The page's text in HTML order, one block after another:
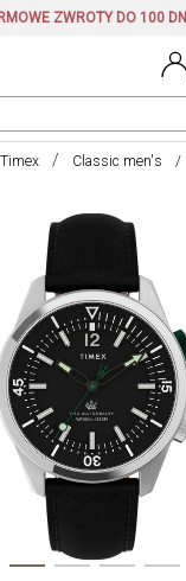
ZWROTY DO 100 DNI
Timex Classic men's